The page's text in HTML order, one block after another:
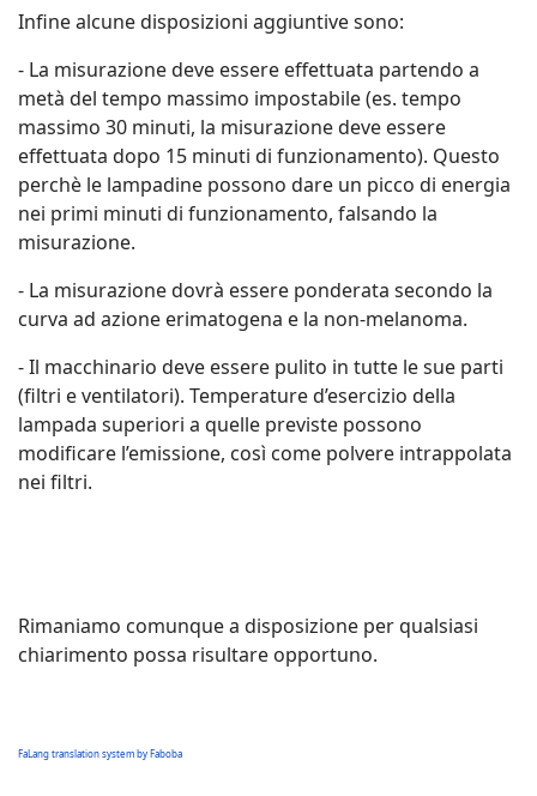
Infine alcune disposizioni aggiuntive sono:
- La misurazione deve essere effettuata partendo a
metà del tempo massimo impostabile (es. tempo
massimo 30 minuti, la misurazione deve essere
effettuata dopo 15 minuti di funzionamento). Questo
perchè le lampadine possono dare un picco di energia
nei primi minuti di funzionamento, falsando la
misurazione.
- La misurazione dovrà essere ponderata secondo la
curva ad azione erimatogena e la non-melanoma.
- Il macchinario deve essere pulito in tutte le sue parti
(filtri e ventilatori). Temperature d’esercizio della
lampada superiori a quelle previste possono
modificare l’emissione, così come polvere intrappolata
nei filtri.
Rimaniamo comunque a disposizione per qualsiasi
chiarimento possa risultare opportuno.
FaLang translation system by Faboba